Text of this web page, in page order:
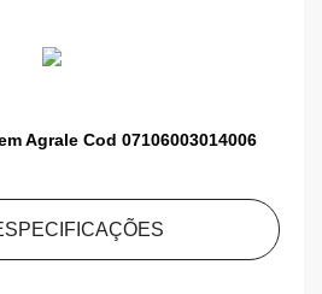
Agrale Cod 07106003014006